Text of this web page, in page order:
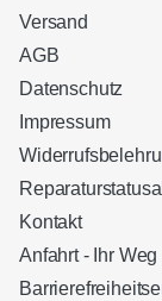
Versand
AGB
Datenschutz
Impressum
Kontakt
Anfahrt - Ihr